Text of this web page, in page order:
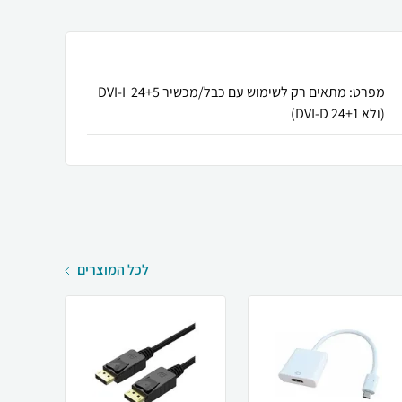
מפרט: מתאים רק לשימוש עם כבל/מכשיר DVI-I 24+5
(ולא DVI-D 24+1)
לכל המוצרים